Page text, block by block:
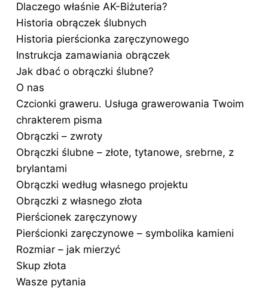
Dlaczego właśnie AK-Biżuteria?
Historia obrączek ślubnych
Historia pierścionka zaręczynowego
Instrukcja zamawiania obrączek
Jak dbać o obrączki ślubne?
O nas
Czcionki graweru. Usługa grawerowania Twoim
chrakterem pisma
Obrączki – zwroty
Obrączki ślubne – złote, tytanowe, srebrne, z
brylantami
Obrączki według własnego projektu
Obrączki z własnego złota
Pierścionek zaręczynowy
Pierścionki zaręczynowe – symbolika kamieni
Rozmiar – jak mierzyć
Skup złota
Wasze pytania